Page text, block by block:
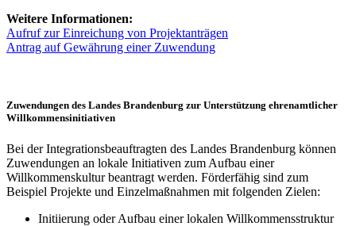
Weitere Informationen:
Aufruf zur Einreichung von Projektanträgen
Antrag auf Gewährung einer Zuwendung
Zuwendungen des Landes Brandenburg zur Unterstützung ehrenamtlicher
Willkommensinitiativen
Bei der Integrationsbeauftragten des Landes Brandenburg können
Zuwendungen an lokale Initiativen zum Aufbau einer
Willkommenskultur beantragt werden. Förderfähig sind zum
Beispiel Projekte und Einzelmaßnahmen mit folgenden Zielen:
Initiierung oder Aufbau einer lokalen Willkommensstruktur